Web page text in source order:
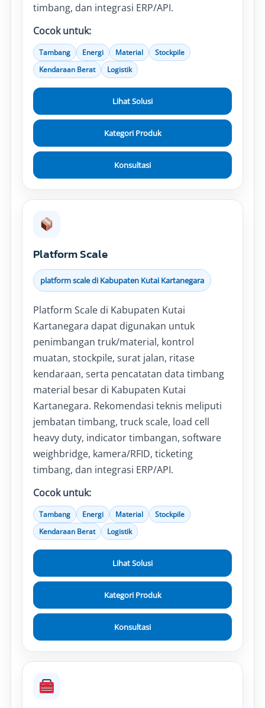
timbang, dan integrasi ERP/API.
Cocok untuk:
Tambang Energi Material
Stockpile
Kendaraan Berat
Logistik
Lihat Solusi
Kategori Produk
Konsultasi
Platform Scale
platform scale di Kabupaten Kutai Kartanegara
Platform Scale di Kabupaten Kutai
Kartanegara dapat digunakan untuk
penimbangan truk/material, kontrol
muatan, stockpile, surat jalan, ritase
kendaraan, serta pencatatan data timbang
material besar di Kabupaten Kutai
Kartanegara. Rekomendasi teknis meliputi
jembatan timbang, truck scale, load cell
heavy duty, indicator timbangan, software
weighbridge, kamera/RFID, ticketing
timbang, dan integrasi ERP/API.
Cocok untuk:
Tambang Energi Material
Stockpile
Kendaraan Berat
Logistik
Lihat Solusi
Kategori Produk
Konsultasi